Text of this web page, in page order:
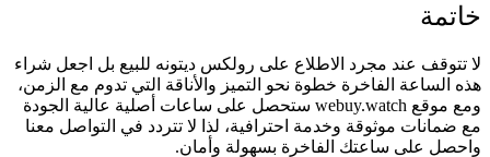
خاتمة
لا تتوقف عند مجرد الاطلاع على رولكس ديتونه للبيع بل اجعل شراء
هذه الساعة الفاخرة خطوة نحو التميز والأناقة التي تدوم مع الزمن،
ومع موقع webuy.watch ستحصل على ساعات أصلية عالية الجودة
مع ضمانات موثوقة وخدمة احترافية، لذا لا تتردد في التواصل معنا
واحصل على ساعتك الفاخرة بسهولة وأمان.